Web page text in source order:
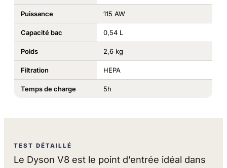
Puissance 115 AW
Capacité bac 0,54 L
Poids 2,6 kg
Filtration HEPA
Temps de charge 5h
TEST DÉTAILLÉ
Le Dyson V8 est le point d’entrée idéal dans